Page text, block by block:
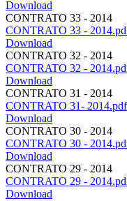
Download
CONTRATO 33 - 2014
CONTRATO 33 -
Download
CONTRATO 32 - 2014
CONTRATO 32 -
Download
CONTRATO 31 - 2014
CONTRATO 31- 2014.pdf
Download
CONTRATO 30 - 2014
CONTRATO 30 -
Download
CONTRATO 29 - 2014
CONTRATO 29 -
Download